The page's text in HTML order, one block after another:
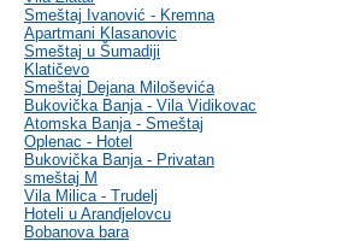
Smeštaj Ivanović - Kremna
Apartmani Klasanovic
Smeštaj u Šumadiji
Klatičevo
Smeštaj Dejana Miloševića
Bukovička Banja - Vila Vidikovac
Atomska Banja - Smeštaj
Oplenac - Hotel
Bukovička Banja - Privatan
smeštaj M
Vila Milica - Trudelj
Hoteli u Arandjelovcu
Bobanova bara